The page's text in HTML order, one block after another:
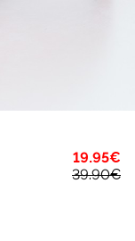
19.95€
39.90€